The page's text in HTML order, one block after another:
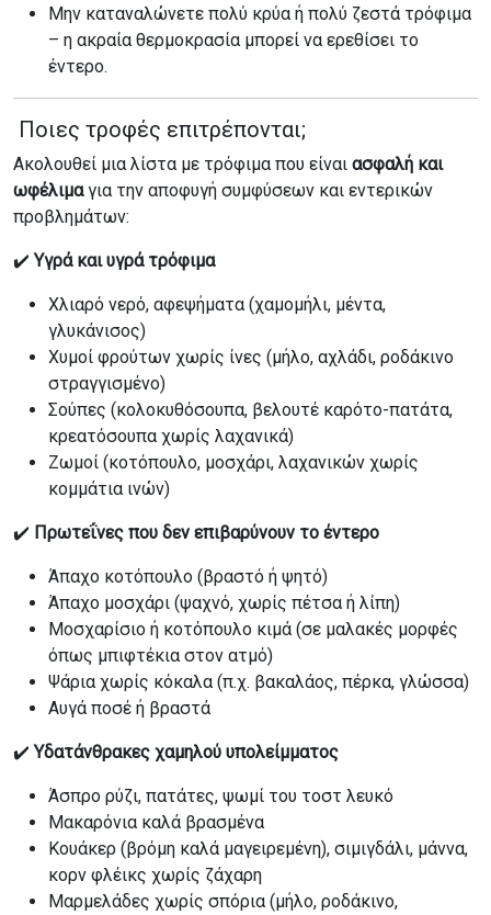
Μην καταναλώνετε πολύ κρύα ή πολύ ζεστά τρόφιμα
– η ακραία θερμοκρασία μπορεί να ερεθίσει το
έντερο.
Ποιες τροφές επιτρέπονται;
Ακολουθεί μια λίστα με τρόφιμα που είναι ασφαλή και
ωφέλιμαγια την αποφυγή συμφύσεων και εντερικών
προβλημάτων:
✔️Υγρά και υγρά τρόφιμα
Χλιαρό νερό, αφεψήματα (χαμομήλι, μέντα,
γλυκάνισος)
Χυμοί φρούτων χωρίς ίνες (μήλο, αχλάδι, ροδάκινο
στραγγισμένο)
Σούπες (κολοκυθόσουπα, βελουτέ καρότο-πατάτα,
κρεατόσουπα χωρίς λαχανικά)
Ζωμοί (κοτόπουλο, μοσχάρι, λαχανικών χωρίς
κομμάτια ινών)
✔️ Πρωτεΐνες που δεν επιβαρύνουν το έντερο
Άπαχο κοτόπουλο (βραστό ή ψητό)
Άπαχο μοσχάρι (ψαχνό, χωρίς πέτσα ή λίπη)
Μοσχαρίσιο ή κοτόπουλο κιμά (σε μαλακές μορφές
όπως μπιφτέκια στον ατμό)
Ψάρια χωρίς κόκαλα (π.χ. βακαλάος, πέρκα, γλώσσα)
Αυγά ποσέ ή βραστά
✔️Υδατάνθρακες χαμηλού υπολείμματος
Άσπρο ρύζι, πατάτες, ψωμί του τοστ λευκό
Μακαρόνια καλά βρασμένα
Κουάκερ (βρόμη καλά μαγειρεμένη), σιμιγδάλι, μάννα,
κορν φλέικς χωρίς ζάχαρη
Μαρμελάδες χωρίς σπόρια (μήλο, ροδάκινο,